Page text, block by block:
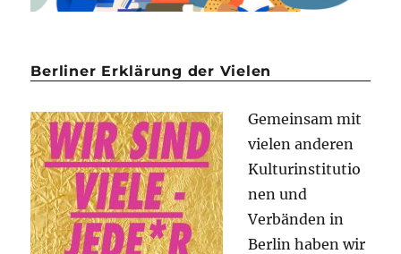
Berliner Erklärung der Vielen
Gemeinsam mit
vielen anderen
Kulturinstitutio
nen und
Verbänden in
Berlin haben wir